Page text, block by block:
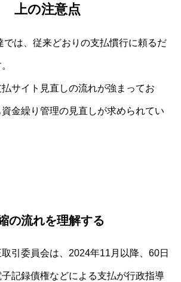
上の注意点
では、従来どおりの支払慣行に頼るだ
サイト見直しの流れが強まってお
金繰り管理の見直しが求められてい
の流れを理解する
引委員会は、2024年11月以降、60日
記録債権などによる支払が行政指導